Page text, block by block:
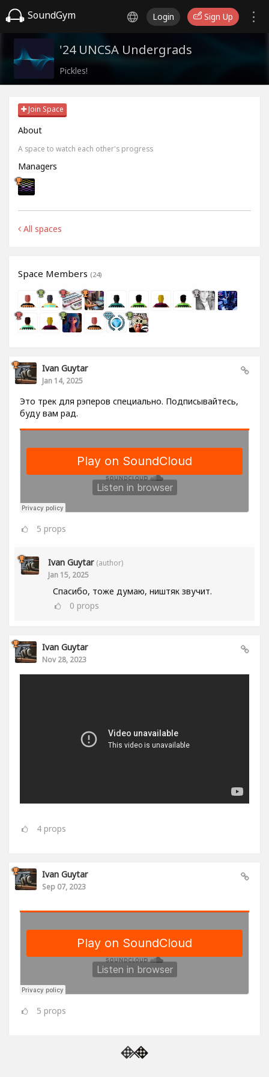
SoundGym Login Sign Up
'24 UNCSA Undergrads
Pickles!
Join Space
About
A space to watch each other's progress
Managers
All spaces
Space Members (24)
Ivan Guytar
Jan 14, 2025
Это трек для рэперов специально. Подписывайтесь,
буду вам рад.
5 props
Ivan Guytar (author)
Jan 15, 2025
Спасибо, тоже думаю, ништяк звучит.
0 props
Ivan Guytar
Nov 28, 2023
4 props
Ivan Guytar
Sep 07, 2023
5 props